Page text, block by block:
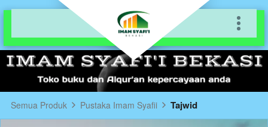
Semua Produk Pustaka Imam Syafii Tajwid